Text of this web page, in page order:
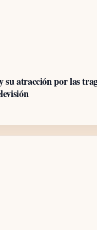
su atracción por las